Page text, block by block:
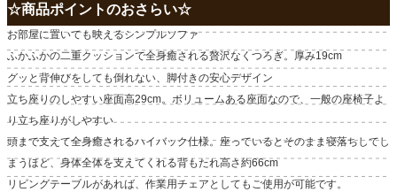
☆商品ポイントのおさらい☆
お部屋に置いても映えるシンプルソファ
ふかふかの二重クッションで全身癒される贅沢なくつろぎ。厚み19cm
グッと背伸びをしても倒れない、脚付きの安心デザイン
立ち座りのしやすい座面高29cm。ボリュームある座面なので、一般の座椅子よ
り立ち座りがしやすい
頭まで支えて全身癒されるハイバック仕様。座っているとそのまま寝落ちしてし
まうほど、身体全体を支えてくれる背もたれ高さ約66cm
リビングテーブルがあれば、作業用チェアとしてもご使用が可能です。